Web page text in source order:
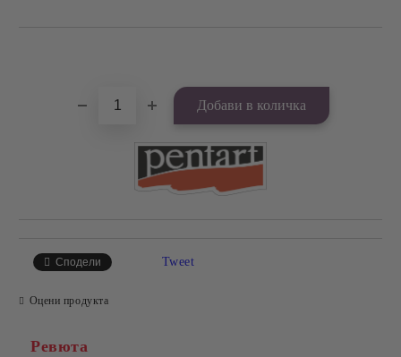
Сподели Tweet
Оцени продукта
Ревюта